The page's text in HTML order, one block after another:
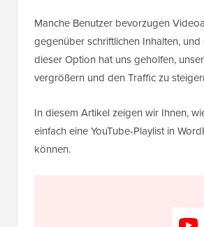
Manche Benutzer bevorzugen
gegenüber schriftlichen Inhalten,
dieser Option hat uns geholfen,
vergrößern und den Traffic zu
In diesem Artikel zeigen wir Ihnen,
einfach eine YouTube-Playlist in
können.